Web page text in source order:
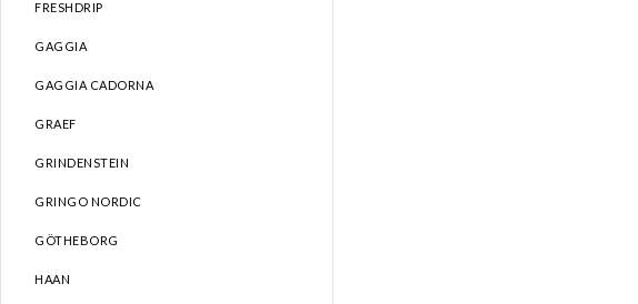
FRESHDRIP
GAGGIA
GAGGIA CADORNA
GRAEF
GRINDENSTEIN
GRINGO NORDIC
GÖTHEBORG
HAAN